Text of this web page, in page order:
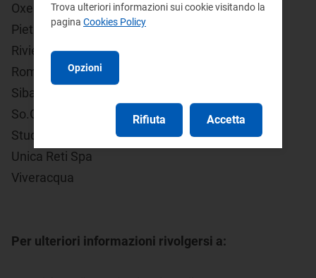
Oxera
Pietro Vecchio
Rivieracqua
Romagna Acque - Società delle Fonti Spa
Siba Spa
So.Ge.Im Sas
Studio Legale
Unica Reti Spa
Viveracqua
Per ulteriori informazioni rivolgersi a:
Trova ulteriori informazioni sui cookie visitando la
pagina Cookies Policy
Opzioni
Rifiuta Accetta